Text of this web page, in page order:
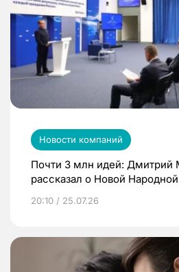
Новости компаний
Почти 3 млн идей: Дмитрий
рассказал о Новой
20:10 / 25.07.26